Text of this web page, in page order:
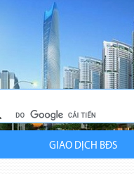
GIAO DỊCH BĐS